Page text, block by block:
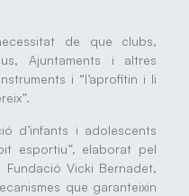
de que clubs,
Ajuntaments i altres
i “l’aprofitin i li
d’infants i adolescents
esportiu”, elaborat pel
Vicki Bernadet,
que garanteixin